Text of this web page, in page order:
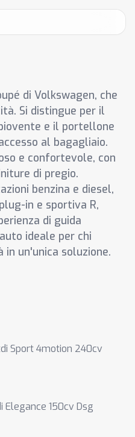
di Volkswagen, che
Si distingue per il
e il portellone
al bagagliaio.
e confortevole, con
di pregio.
benzina e diesel,
in e sportiva R,
di guida
ideale per chi
un'unica soluzione.
Sport 4motion 240cv
150cv Dsg